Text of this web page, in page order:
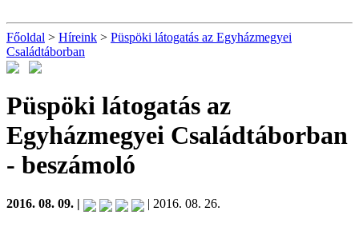
Főoldal > Híreink > Püspöki látogatás az Egyházmegyei
Családtáborban
Püspöki látogatás az
Egyházmegyei Családtáborban
- beszámoló
2016. 08. 09. | | 2016. 08. 26.